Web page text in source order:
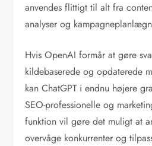
anvendes flittigt til alt fra
analyser og
Hvis OpenAI formår at gøre
kildebaserede og opdaterede
kan ChatGPT i endnu højere
SEO-professionelle og
funktion vil gøre det muligt at
overvåge konkurrenter og